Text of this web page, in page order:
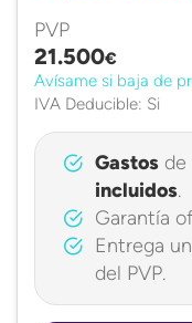
PVP
21.500€
Avísame si baja de
IVA Deducible: Si
Gastosde
incluidos.
Garantía
Entrega
del PVP.